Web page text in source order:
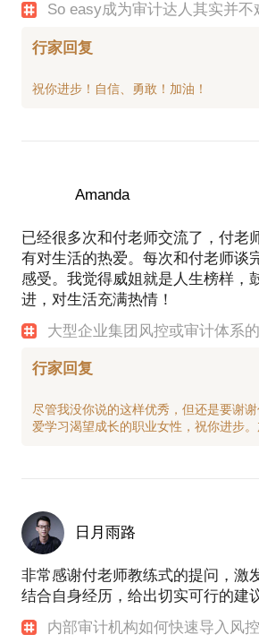
So easy成为审计达人其实并不
行家回复
Amanda
已经很多次和付老师交流了，付老
有对生活的热爱。每次和付老师谈
感受。我觉得威姐就是人生榜样，
进，对生活充满热情！
大型企业集团风控或审计体系
行家回复
尽管我没你说的这样优秀，但还是要谢
日月雨路
非常感谢付老师教练式的提问，激
结合自身经历，给出切实可行的建
内部审计机构如何快速导入风